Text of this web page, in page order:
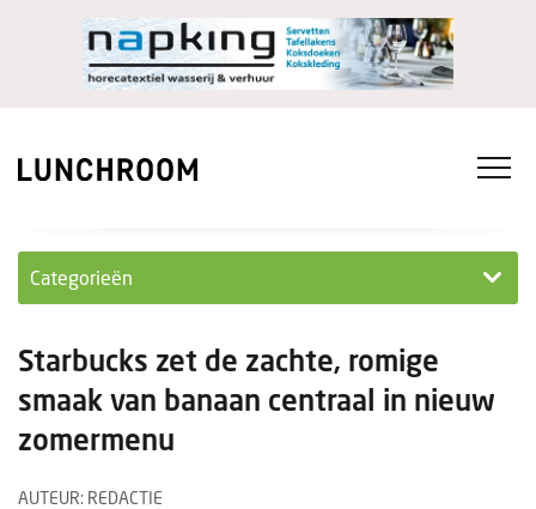
Categorieën
Ondernemen in...
Ondernemen
Nieuwe lunchrooms
Starbucks zet de zachte, romige
smaak van banaan centraal in nieuw
zomermenu
AUTEUR: REDACTIE